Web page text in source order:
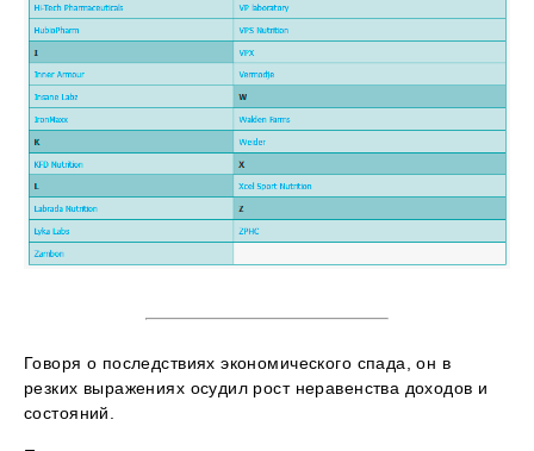
Говоря о последствиях экономического спада, он в
резких выражениях осудил рост неравенства доходов и
состояний.